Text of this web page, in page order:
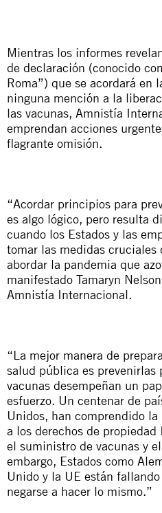
Mientras los informes
de declaración (conocido
Roma”) que se acordará en
ninguna mención a la
las vacunas, Amnistía
emprendan acciones
flagrante omisión.
“Acordar principios para
es algo lógico, pero resulta
cuando los Estados y las
tomar las medidas cruciales
abordar la pandemia que
manifestado Tamaryn
Amnistía Internacional.
“La mejor manera de
salud pública es prevenirlas
vacunas desempeñan un
esfuerzo. Un centenar de
Unidos, han comprendido
a los derechos de
el suministro de vacunas y
embargo, Estados como
Unido y la UE están
negarse a hacer lo mismo.”